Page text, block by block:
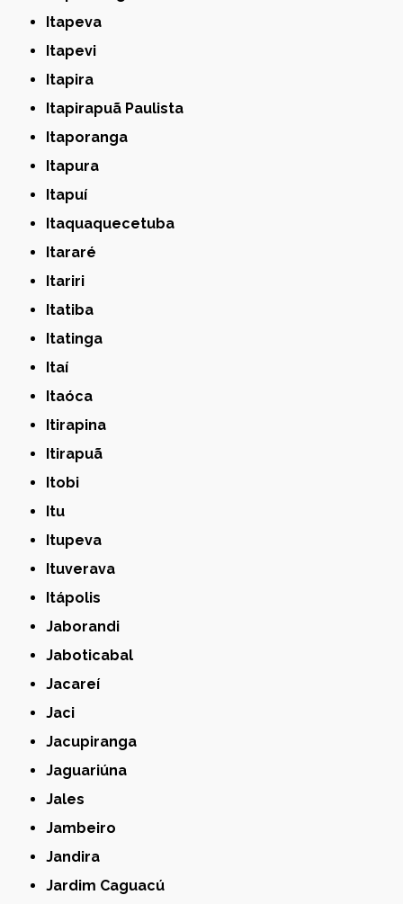
Itapeva
Itapevi
Itapira
Itapirapuã Paulista
Itaporanga
Itapura
Itapuí
Itaquaquecetuba
Itararé
Itariri
Itatiba
Itatinga
Itaí
Itaóca
Itirapina
Itirapuã
Itobi
Itu
Itupeva
Ituverava
Itápolis
Jaborandi
Jaboticabal
Jacareí
Jaci
Jacupiranga
Jaguariúna
Jales
Jambeiro
Jandira
Jardim Caguacú